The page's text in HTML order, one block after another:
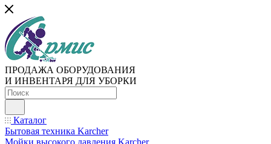
ПРОДАЖА ОБОРУДОВАНИЯ
И ИНВЕНТАРЯ ДЛЯ УБОРКИ
Каталог
Бытовая техника Karcher
Мойки высокого давления Karcher